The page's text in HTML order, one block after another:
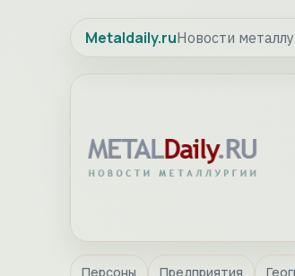
Metaldaily.ruНовости
Персоны Предприятия